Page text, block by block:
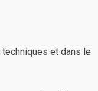
et dans le